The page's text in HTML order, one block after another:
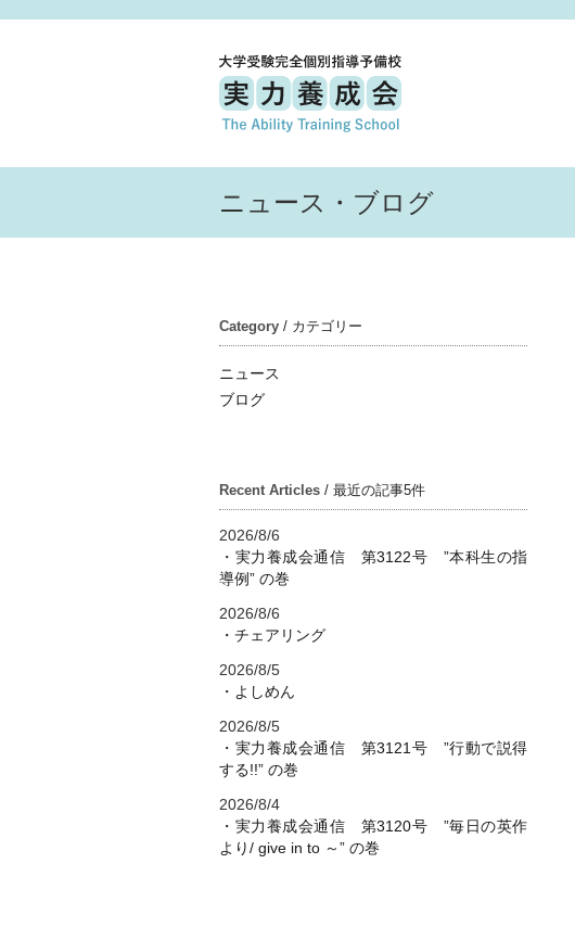
ニュース・ブログ
Category / カテゴリー
ニュース
ブログ
Recent Articles / 最近の記事5件
2026/8/6
・実力養成会通信 第3122号 ”本科生の指
導例” の巻
2026/8/6
・チェアリング
2026/8/5
・よしめん
2026/8/5
・実力養成会通信 第3121号 ”行動で説得
する!!” の巻
2026/8/4
・実力養成会通信 第3120号 ”毎日の英作
より/ give in to ～” の巻